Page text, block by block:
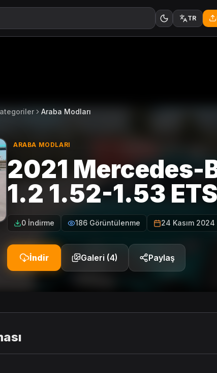
TR
Araba Modları
ARABA MODLARI
2021 Mercedes-
1.2 1.52-1.53
0 İndirme 186 Görüntülenme 24 Kasım 2024
İndir Galeri (4) Paylaş